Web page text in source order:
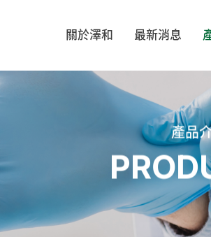
關於澤和 最新消息
帽類
BIOCLEAN
MOTEX
SHIRUDO
產品